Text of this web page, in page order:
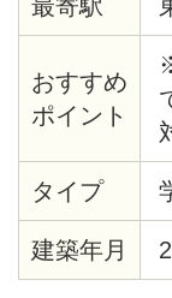
最寄駅
おすすめ
ポイント
タイプ
建築年月